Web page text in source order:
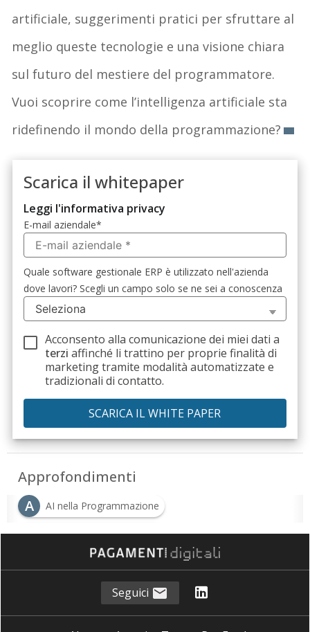
artificiale, suggerimenti pratici per sfruttare al
meglio queste tecnologie e una visione chiara
sul futuro del mestiere del programmatore.
Vuoi scoprire come l’intelligenza artificiale sta
ridefinendo il mondo della programmazione?
Scarica il whitepaper
Leggi l'informativa privacy
E-mail aziendale*
Quale software gestionale ERP è utilizzato nell'azienda
dove lavori? Scegli un campo solo se ne sei a conoscenza
Acconsento alla comunicazione dei miei dati a
terzi affinché li trattino per proprie finalità di
marketing tramite modalità automatizzate e
tradizionali di contatto.
Approfondimenti
A
AI nella Programmazione
I Innovazione Tecnologica
sviluppo software
Seguici